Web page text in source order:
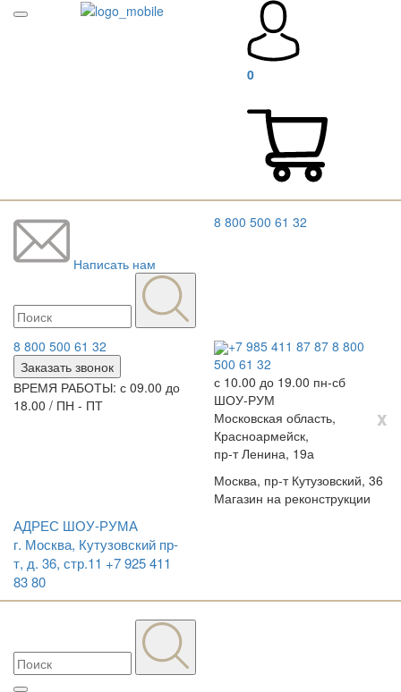
0
Написать нам
8 800 500 61 32
8 800 500 61 32
Заказать звонок
ВРЕМЯ РАБОТЫ: с 09.00 до
18.00 / ПН - ПТ
+7 985 411 87 87 8 800
500 61 32
с 10.00 до 19.00 пн-сб
ШОУ-РУМ
x
Московская область,
Красноармейск,
пр-т Ленина, 19а
Москва, пр-т Кутузовский, 36
Магазин на реконструкции
АДРЕС ШОУ-РУМА
г. Москва, Кутузовский пр-
т, д. 36, стр.11 +7 925 411
83 80